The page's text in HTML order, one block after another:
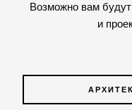
Возможно вам
и